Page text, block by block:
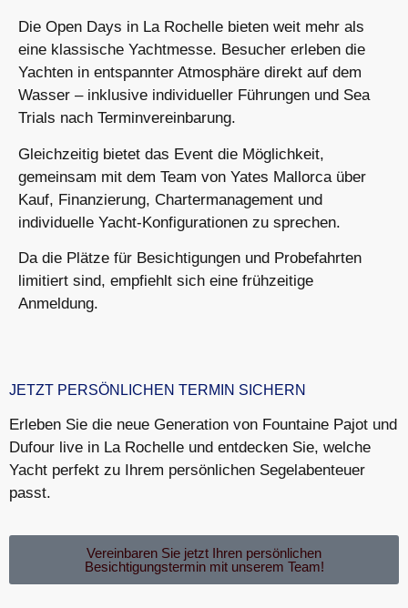
Die Open Days in La Rochelle bieten weit mehr als
eine klassische Yachtmesse. Besucher erleben die
Yachten in entspannter Atmosphäre direkt auf dem
Wasser – inklusive individueller Führungen und Sea
Trials nach Terminvereinbarung.
Gleichzeitig bietet das Event die Möglichkeit,
gemeinsam mit dem Team von Yates Mallorca über
Kauf, Finanzierung, Chartermanagement und
individuelle Yacht-Konfigurationen zu sprechen.
Da die Plätze für Besichtigungen und Probefahrten
limitiert sind, empfiehlt sich eine frühzeitige
Anmeldung.
JETZT PERSÖNLICHEN TERMIN SICHERN
Erleben Sie die neue Generation von Fountaine Pajot und
Dufour live in La Rochelle und entdecken Sie, welche
Yacht perfekt zu Ihrem persönlichen Segelabenteuer
passt.
Vereinbaren Sie jetzt Ihren persönlichen
Besichtigungstermin mit unserem Team!